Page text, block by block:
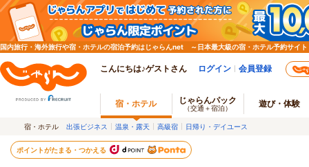
国内旅行・海外旅行や宿・ホテルの宿泊予約はじゃらんnet ～日本最大級の宿・ホテル予約サイト
こんにちは♪ゲストさん ログイン 会員登録
宿・ホテル じゃらんパック
（交通＋宿泊） 遊び・体験
宿・ホテル 出張ビジネス 温泉・露天 高級宿 日帰り・デイユース
ポイントがたまる・つかえる